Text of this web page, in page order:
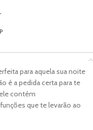
para aquela sua noite
é a pedida certa para te
contém
que te levarão ao